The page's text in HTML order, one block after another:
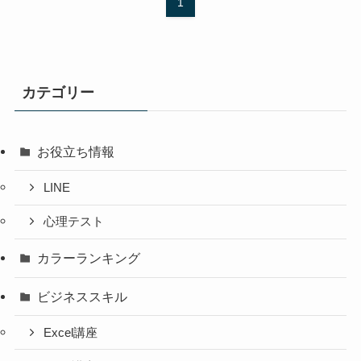
1
カテゴリー
お役立ち情報
LINE
心理テスト
カラーランキング
ビジネススキル
Excel講座